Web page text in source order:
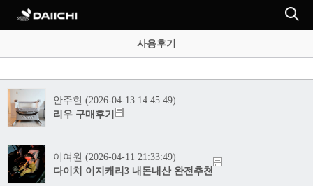
사용후기
안주현 (2026-04-13 14:45:49)
리우 구매후기
이여원 (2026-04-11 21:33:49)
다이치 이지캐리3 내돈내산 완전추천